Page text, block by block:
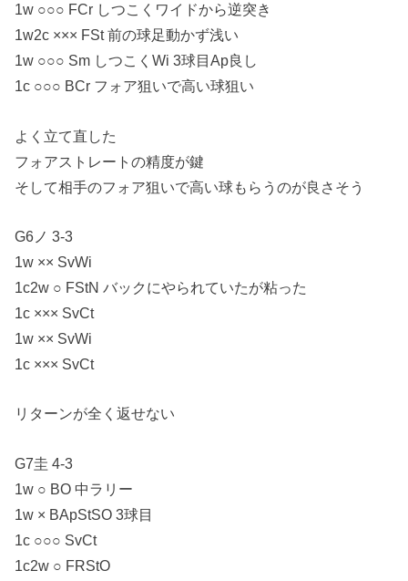
1w ○○○ FCr しつこくワイドから逆突き
1w2c ××× FSt 前の球足動かず浅い
1w ○○○ Sm しつこくWi 3球目Ap良し
1c ○○○ BCr フォア狙いで高い球狙い
よく立て直した
フォアストレートの精度が鍵
そして相手のフォア狙いで高い球もらうのが良さそう
G6ノ 3-3
1w ×× SvWi
1c2w ○ FStN バックにやられていたが粘った
1c ××× SvCt
1w ×× SvWi
1c ××× SvCt
リターンが全く返せない
G7圭 4-3
1w ○ BO 中ラリー
1w × BApStSO 3球目
1c ○○○ SvCt
1c2w ○ FRStO